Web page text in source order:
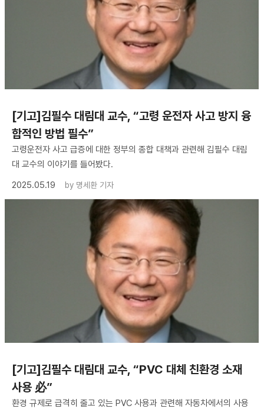
[기고]김필수 대림대 교수, “고령 운전자 사고 방지 융
합적인 방법 필수”
고령운전자 사고 급증에 대한 정부의 종합 대책과 관련해 김필수 대림
대 교수의 이야기를 들어봤다.
2025.05.19
by 명세환 기자
[기고]김필수 대림대 교수, “PVC 대체 친환경 소재
사용 必”
환경 규제로 급격히 줄고 있는 PVC 사용과 관련해 자동차에서의 사용